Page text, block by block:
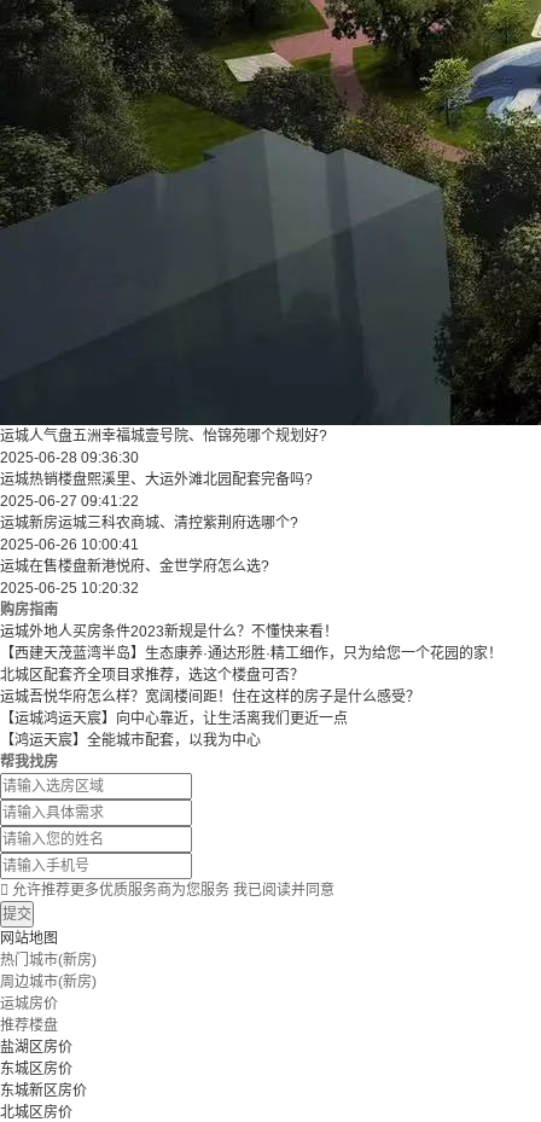
运城人气盘五洲幸福城壹号院、怡锦苑哪个规划好?
2025-06-28 09:36:30
运城热销楼盘熙溪里、大运外滩北园配套完备吗?
2025-06-27 09:41:22
运城新房运城三科农商城、清控紫荆府选哪个?
2025-06-26 10:00:41
运城在售楼盘新港悦府、金世学府怎么选?
2025-06-25 10:20:32
购房指南
运城外地人买房条件2023新规是什么？不懂快来看！
【西建天茂蓝湾半岛】生态康养·通达形胜·精工细作，只为给您一个花园的家！
北城区配套齐全项目求推荐，选这个楼盘可否？
运城吾悦华府怎么样？宽阔楼间距！住在这样的房子是什么感受？
【运城鸿运天宸】向中心靠近，让生活离我们更近一点
【鸿运天宸】全能城市配套，以我为中心
帮我找房
 允许推荐更多优质服务商为您服务 我已阅读并同意
提交
网站地图
热门城市(新房)
周边城市(新房)
运城房价
推荐楼盘
盐湖区房价
东城区房价
东城新区房价
北城区房价